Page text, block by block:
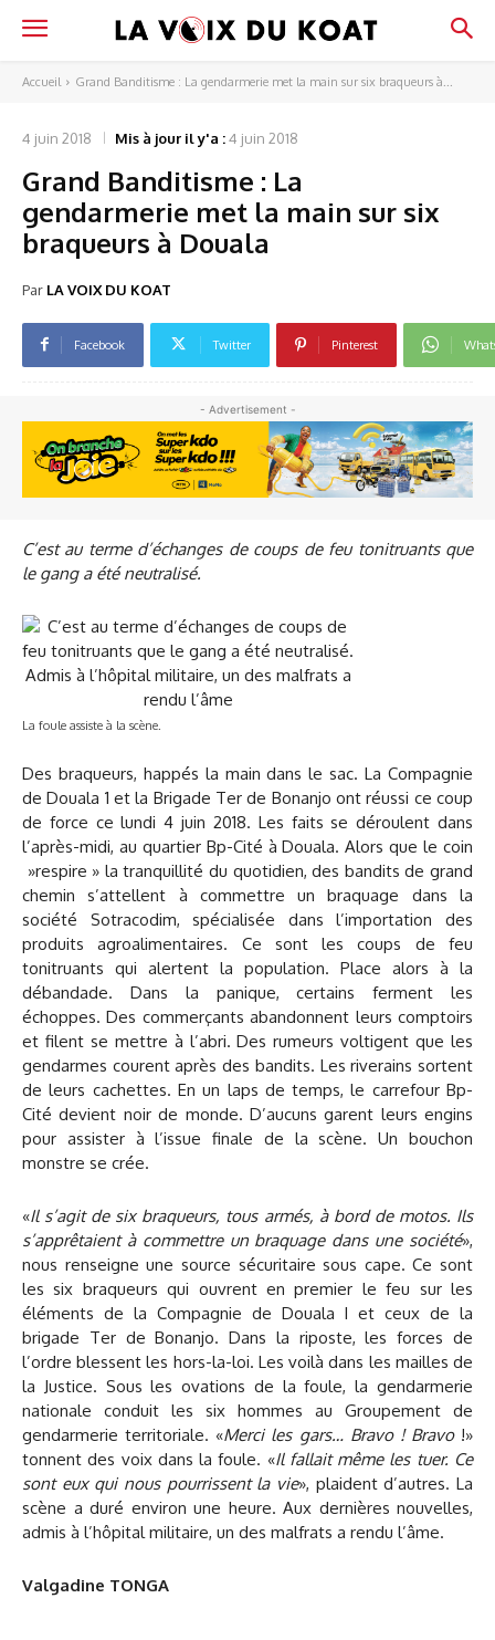
Accueil Grand Banditisme : La gendarmerie met la main sur six braqueurs à...
4 juin 2018 Mis à jour il y'a :4 juin 2018
Grand Banditisme : La
gendarmerie met la main sur six
braqueurs à Douala
Par LA VOIX DU KOAT
Facebook Twitter Pinterest
- Advertisement -
C’est au terme d’échanges de coups de feu tonitruants que
le gang a été neutralisé.
La foule assiste à la scène.
Des braqueurs, happés la main dans le sac. La Compagnie
de Douala 1 et la Brigade Ter de Bonanjo ont réussi ce coup
de force ce lundi 4 juin 2018. Les faits se déroulent dans
l’après-midi, au quartier Bp-Cité à Douala. Alors que le coin
»respire » la tranquillité du quotidien, des bandits de grand
chemin s’attellent à commettre un braquage dans la
société Sotracodim, spécialisée dans l’importation des
produits agroalimentaires. Ce sont les coups de feu
tonitruants qui alertent la population. Place alors à la
débandade. Dans la panique, certains ferment les
échoppes. Des commerçants abandonnent leurs comptoirs
et filent se mettre à l’abri. Des rumeurs voltigent que les
gendarmes courent après des bandits. Les riverains sortent
de leurs cachettes. En un laps de temps, le carrefour Bp-
Cité devient noir de monde. D’aucuns garent leurs engins
pour assister à l’issue finale de la scène. Un bouchon
monstre se crée.
«Il s’agit de six braqueurs, tous armés, à bord de motos. Ils
s’apprêtaient à commettre un braquage dans une société»,
nous renseigne une source sécuritaire sous cape. Ce sont
les six braqueurs qui ouvrent en premier le feu sur les
éléments de la Compagnie de Douala I et ceux de la
brigade Ter de Bonanjo. Dans la riposte, les forces de
l’ordre blessent les hors-la-loi. Les voilà dans les mailles de
la Justice. Sous les ovations de la foule, la gendarmerie
nationale conduit les six hommes au Groupement de
gendarmerie territoriale. «Merci les gars… Bravo ! Bravo!»
tonnent des voix dans la foule. «Il fallait même les tuer. Ce
sont eux qui nous pourrissent la vie», plaident d’autres. La
scène a duré environ une heure. Aux dernières nouvelles,
admis à l’hôpital militaire, un des malfrats a rendu l’âme.
Valgadine TONGA